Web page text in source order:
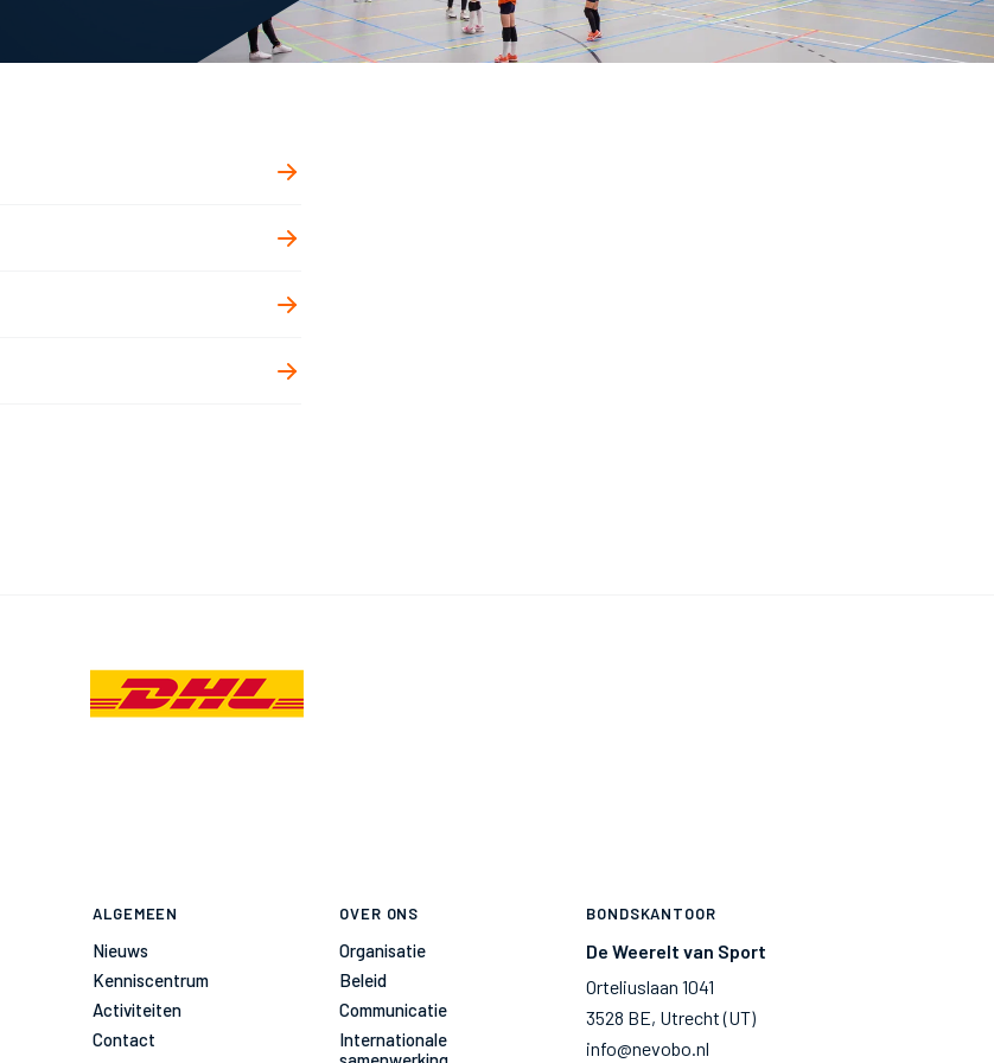
ALGEMEEN
Nieuws
Kenniscentrum
Activiteiten
Contact
OVER ONS
Organisatie
Beleid
Communicatie
Internationale
BONDSKANTOOR
De Weerelt van Sport
Orteliuslaan 1041
3528 BE, Utrecht (UT)
info@nevobo.nl